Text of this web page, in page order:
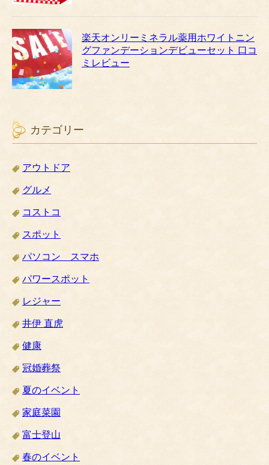
楽天オンリーミネラル薬用ホワイトニン
グファンデーションデビューセット 口コ
ミレビュー
カテゴリー
アウトドア
グルメ
コストコ
スポット
パソコン スマホ
パワースポット
レジャー
井伊 直虎
健康
冠婚葬祭
夏のイベント
家庭菜園
富士登山
春のイベント